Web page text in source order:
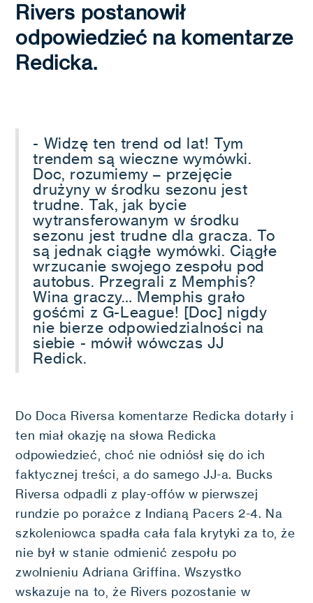
Rivers postanowił
odpowiedzieć na komentarze
Redicka.
- Widzę ten trend od lat! Tym
trendem są wieczne wymówki.
Doc, rozumiemy – przejęcie
drużyny w środku sezonu jest
trudne. Tak, jak bycie
wytransferowanym w środku
sezonu jest trudne dla gracza. To
są jednak ciągłe wymówki. Ciągłe
wrzucanie swojego zespołu pod
autobus. Przegrali z Memphis?
Wina graczy… Memphis grało
gośćmi z G-League! [Doc] nigdy
nie bierze odpowiedzialności na
siebie - mówił wówczas JJ
Redick.
Do Doca Riversa komentarze Redicka dotarły i
ten miał okazję na słowa Redicka
odpowiedzieć, choć nie odniósł się do ich
faktycznej treści, a do samego JJ-a. Bucks
Riversa odpadli z play-offów w pierwszej
rundzie po porażce z Indianą Pacers 2-4. Na
szkoleniowca spadła cała fala krytyki za to, że
nie był w stanie odmienić zespołu po
zwolnieniu Adriana Griffina. Wszystko
wskazuje na to, że Rivers pozostanie w